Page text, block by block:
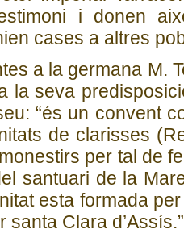
i donen
cases a altres
a la germana M.
la seva
“és un convent
de clarisses
per tal de
santuari de la
esta formada
Clara d’Assís.”